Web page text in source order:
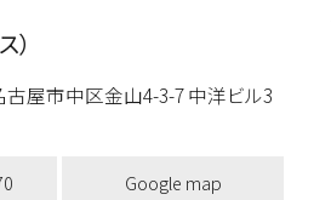
）
古屋市中区金山4-3-7 中洋ビル3
Google map